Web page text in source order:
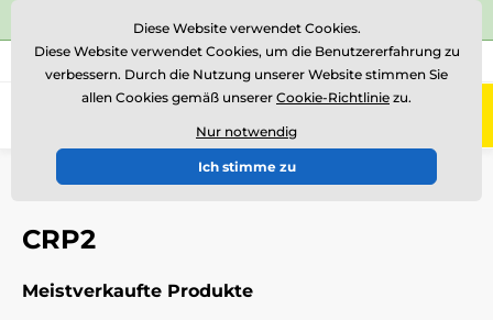
⭐Siehe 504 verifizierte Bewertungen auf
Rufen Sie uns an (Mo-Fr 15-18) +43 676 361 37 22
0
Einführung Glastrophäen
Glastrophäen mit Druck
CRP2
Meistverkaufte Produkte
Diese Website verwendet Cookies.
Diese Website verwendet Cookies, um die Benutzererfahrung zu
verbessern. Durch die Nutzung unserer Website stimmen Sie
allen Cookies gemäß unserer Cookie-Richtlinie zu.
Nur notwendig
Ich stimme zu